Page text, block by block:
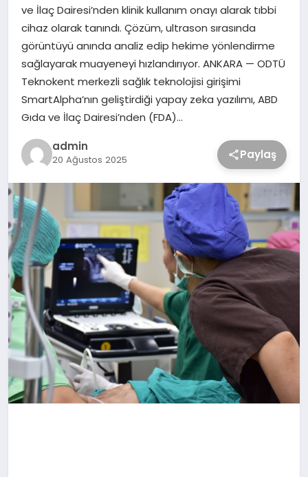
ve İlaç Dairesi’nden klinik kullanım onayı alarak tıbbi
cihaz olarak tanındı. Çözüm, ultrason sırasında
görüntüyü anında analiz edip hekime yönlendirme
sağlayarak muayeneyi hızlandırıyor. ANKARA — ODTÜ
Teknokent merkezli sağlık teknolojisi girişimi
SmartAlpha’nın geliştirdiği yapay zeka yazılımı, ABD
Gıda ve İlaç Dairesi’nden (FDA)…
admin
20 Ağustos 2025 Paylaş